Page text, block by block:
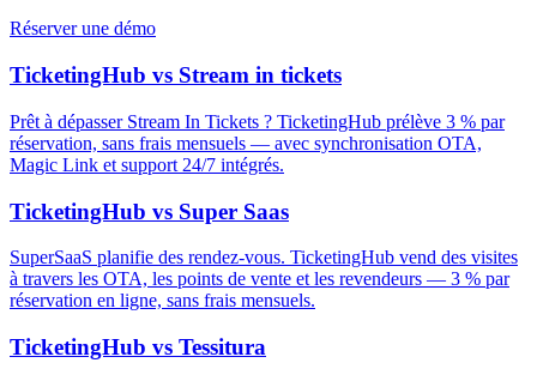
Réserver une démo
TicketingHub vs Stream in tickets
Prêt à dépasser Stream In Tickets ? TicketingHub prélève 3 % par
réservation, sans frais mensuels — avec synchronisation OTA,
Magic Link et support 24/7 intégrés.
TicketingHub vs Super Saas
SuperSaaS planifie des rendez-vous. TicketingHub vend des visites
à travers les OTA, les points de vente et les revendeurs — 3 % par
réservation en ligne, sans frais mensuels.
TicketingHub vs Tessitura